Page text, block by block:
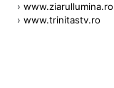
› www.ziarullumina.ro
› www.trinitastv.ro